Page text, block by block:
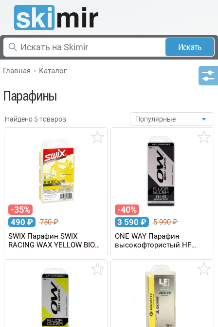
Искать
Главная Каталог
Парафины
Найдено 5 товаров Популярные
-35%
490 ₽ 750₽
SWIX Парафин SWIX
RACING WAX YELLOW BIO
+10/-2 C, 60 г
-40%
3 590 ₽ 5 990₽
ONE WAY Парафин
высокофтористый HF
PREMIO BLACK DIRTY SNOW
0/-6 C, 100 г